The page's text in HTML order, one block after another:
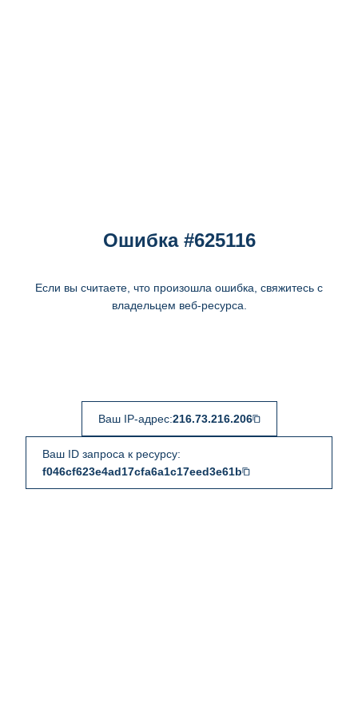
Ошибка #625116
Если вы считаете, что произошла ошибка, свяжитесь с
владельцем веб-ресурса.
Ваш IP-адрес:216.73.216.206
Ваш ID запроса к ресурсу:
f046cf623e4ad17cfa6a1c17eed3e61b